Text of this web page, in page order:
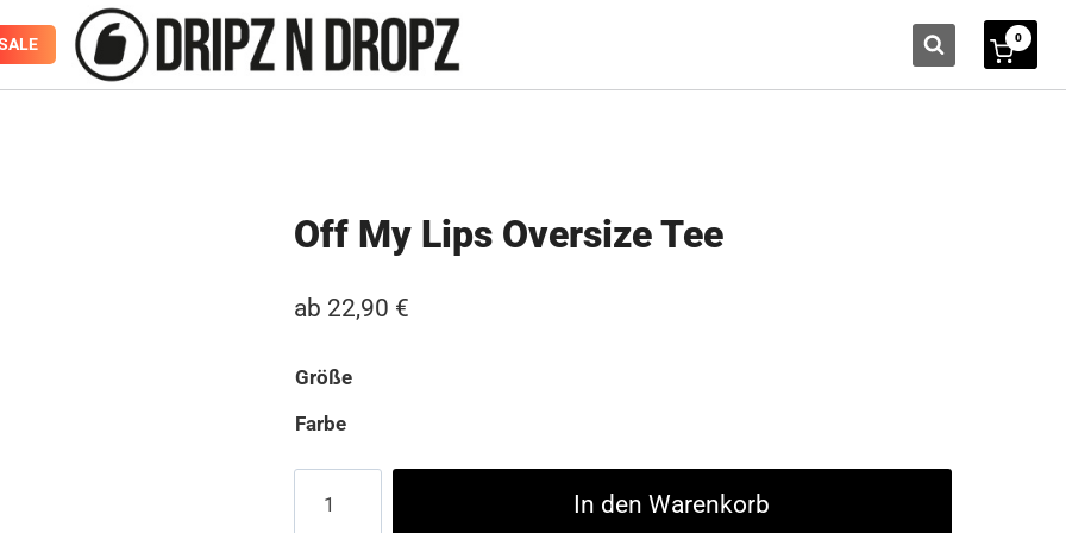
0
Off My Lips Oversize Tee
ab 22,90 €
Größe
Farbe
In den Warenkorb